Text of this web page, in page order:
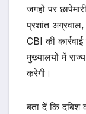
जगहों पर
प्रशांत
CBI की
मुख्यालयों में
करेगी।
बता दें कि